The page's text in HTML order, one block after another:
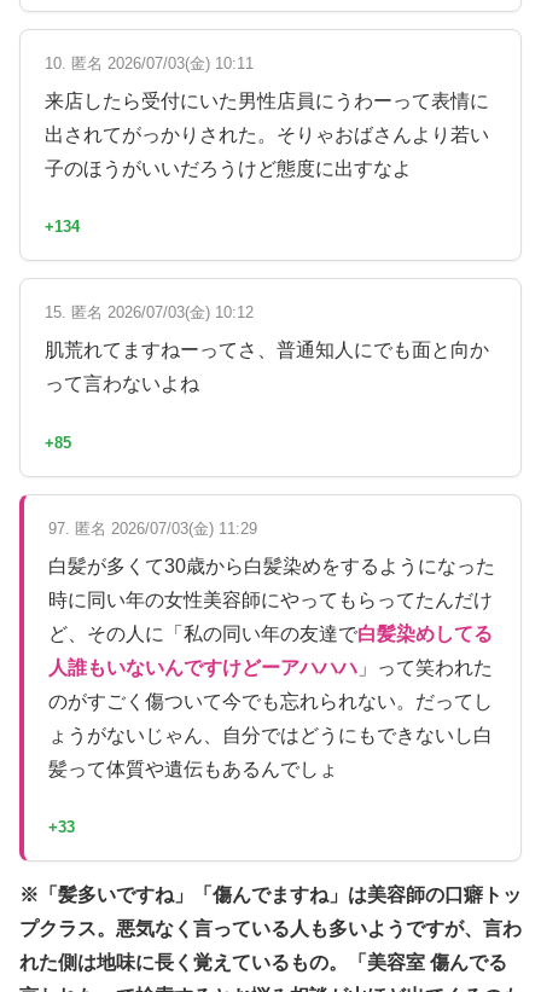
10. 匿名 2026/07/03(金) 10:11
来店したら受付にいた男性店員にうわーって表情に
出されてがっかりされた。そりゃおばさんより若い
子のほうがいいだろうけど態度に出すなよ
+134
15. 匿名 2026/07/03(金) 10:12
肌荒れてますねーってさ、普通知人にでも面と向か
って言わないよね
+85
97. 匿名 2026/07/03(金) 11:29
白髪が多くて30歳から白髪染めをするようになった
時に同い年の女性美容師にやってもらってたんだけ
ど、その人に「私の同い年の友達で白髪染めしてる
人誰もいないんですけどーアハハハ 」って笑われた
のがすごく傷ついて今でも忘れられない。だってし
ょうがないじゃん、自分ではどうにもできないし白
髪って体質や遺伝もあるんでしょ
+33
※「髪多いですね」「傷んでますね」は美容師の口癖トッ
プクラス。悪気なく言っている人も多いようですが、言わ
れた側は地味に長く覚えているもの。「美容室 傷んでる